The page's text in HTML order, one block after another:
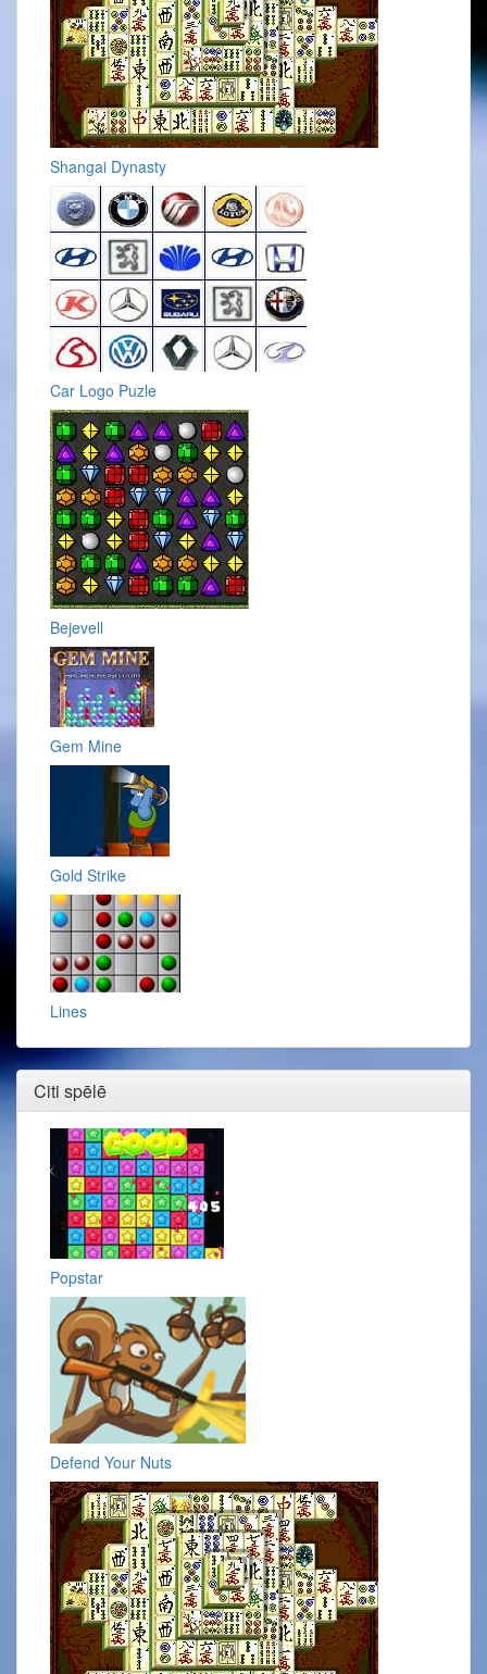
Shangai Dynasty
Car Logo Puzle
Bejevell
Gem Mine
Gold Strike
Lines
Citi spēlē
Popstar
Defend Your Nuts